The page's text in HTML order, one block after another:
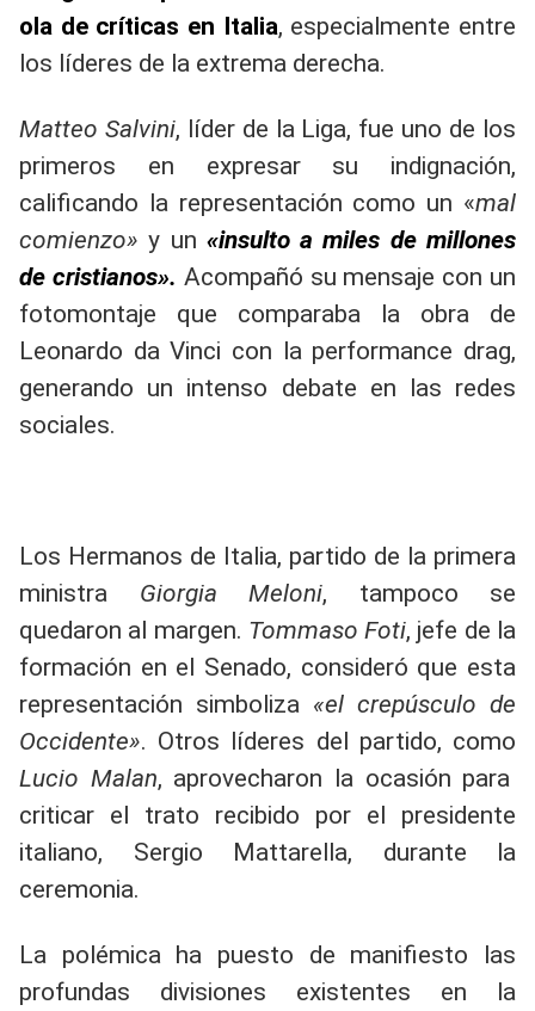
ola de críticas en Italia, especialmente entre
los líderes de la extrema derecha.
Matteo Salvini, líder de la Liga, fue uno de los
primeros en expresar su indignación,
calificando la representación como un «mal
comienzo» y un «insulto a miles de millones
de cristianos». Acompañó su mensaje con un
fotomontaje que comparaba la obra de
Leonardo da Vinci con la performance drag,
generando un intenso debate en las redes
sociales.
Los Hermanos de Italia, partido de la primera
ministra Giorgia Meloni, tampoco se
quedaron al margen. Tommaso Foti, jefe de la
formación en el Senado, consideró que esta
representación simboliza «el crepúsculo de
Occidente». Otros líderes del partido, como
Lucio Malan, aprovecharon la ocasión para
criticar el trato recibido por el presidente
italiano, Sergio Mattarella, durante la
ceremonia.
La polémica ha puesto de manifiesto las
profundas divisiones existentes en la